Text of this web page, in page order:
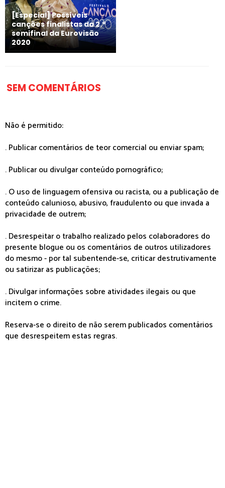
[Especial] Possíveis
canções finalistas da 2.ª
semifinal da Eurovisão
2020
SEM COMENTÁRIOS
Não é permitido:
. Publicar comentários de teor comercial ou enviar spam;
. Publicar ou divulgar conteúdo pornográfico;
. O uso de linguagem ofensiva ou racista, ou a publicação de
conteúdo calunioso, abusivo, fraudulento ou que invada a
privacidade de outrem;
. Desrespeitar o trabalho realizado pelos colaboradores do
presente blogue ou os comentários de outros utilizadores
do mesmo - por tal subentende-se, criticar destrutivamente
ou satirizar as publicações;
. Divulgar informações sobre atividades ilegais ou que
incitem o crime.
Reserva-se o direito de não serem publicados comentários
que desrespeitem estas regras.